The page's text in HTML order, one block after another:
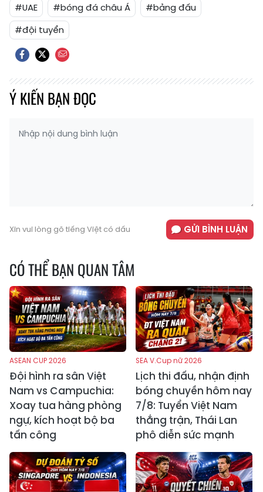
#UAE
#bóng đá châu Á
#bảng đấu
#đội tuyển
Ý KIẾN BẠN ĐỌC
Xin vui lòng gõ tiếng Việt có dấu GỬI BÌNH LUẬN
CÓ THỂ BẠN QUAN TÂM
ASEAN CUP 2026
Đội hình ra sân Việt
Nam vs Campuchia:
Xoay tua hàng phòng
ngự, kích hoạt bộ ba
tấn công
SEA V.Cup nữ 2026
Lịch thi đấu, nhận định
bóng chuyền hôm nay
7/8: Tuyển Việt Nam
thắng trận, Thái Lan
phô diễn sức mạnh